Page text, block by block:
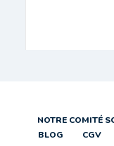
NOTRE COMITÉ
BLOG
CGV